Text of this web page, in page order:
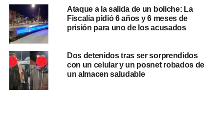
Ataque a la salida de un boliche: La
Fiscalía pidió 6 años y 6 meses de
prisión para uno de los acusados
Dos detenidos tras ser sorprendidos
con un celular y un posnet robados de
un almacen saludable